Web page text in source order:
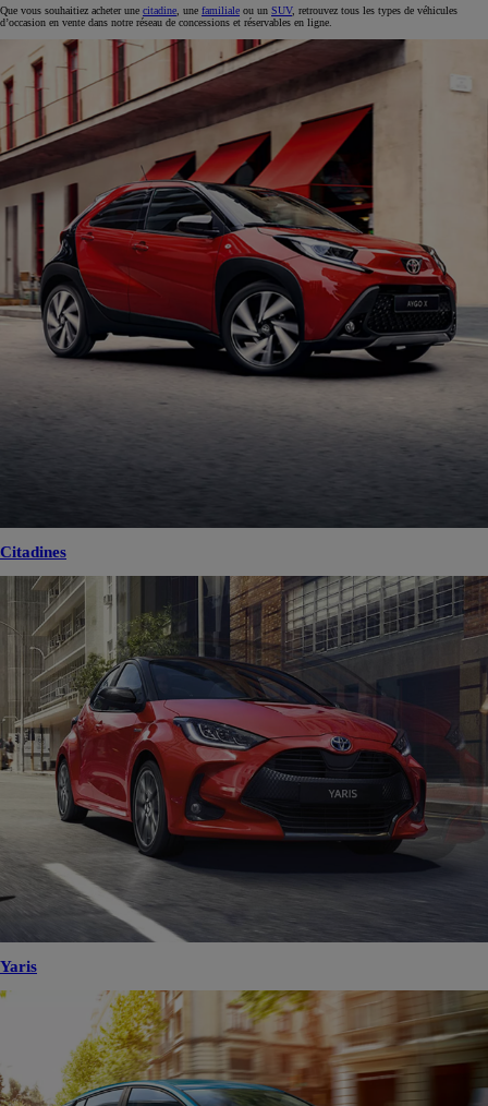
Que vous souhaitiez acheter une citadine , une familiale ou un SUV, retrouvez tous les types de véhicules
d’occasion en vente dans notre réseau de concessions et réservables en ligne.
Citadines
Yaris